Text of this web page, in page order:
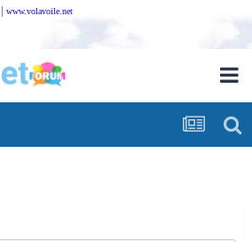
| www.volavoile.net